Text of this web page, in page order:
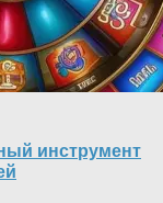
инструмент